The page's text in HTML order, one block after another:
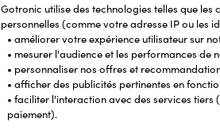
Vos aviset
Gotronic utilise des technologies telles que
personnelles (comme votre adresse IP ou les
• améliorer votre expérience utilisateur sur
• mesurer l'audience et les performances de
• personnaliser nos offres et
• afficher des publicités pertinentes en
• faciliter l'interaction avec des services tiers
paiement).